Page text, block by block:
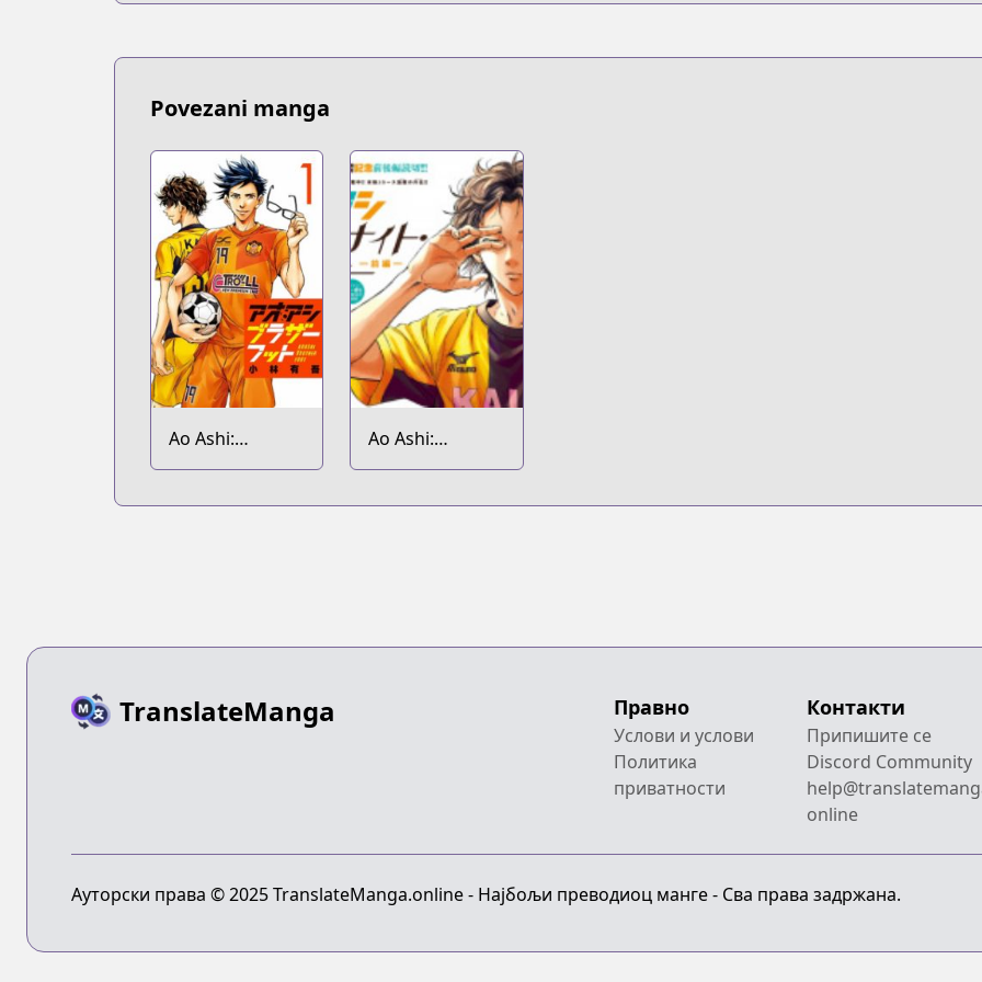
Povezani manga
Ao Ashi:
Brotherfoot
Ao Ashi:
Midnight
TranslateManga Правно
Услови и услови
Политика
приватности
Контакти
Припишите се
Discord Community
online
Ауторски права © 2025 TranslateManga.online - Најбољи преводиоц манге - Сва права задржана.